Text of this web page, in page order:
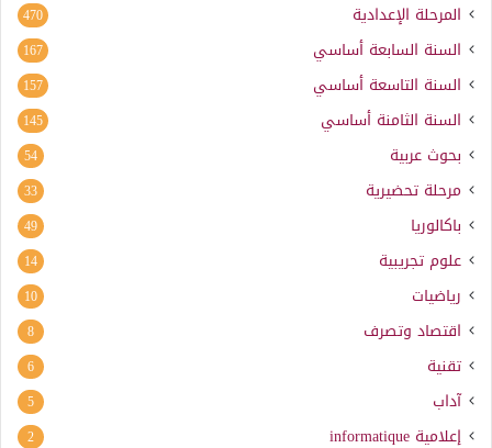
المرحلة الإعدادية 470
السنة السابعة أساسي 167
السنة التاسعة أساسي 157
السنة الثامنة أساسي 145
بحوث عربية 54
مرحلة تحضيرية 33
باكالوريا 49
علوم تجريبية 14
رياضيات 10
اقتصاد وتصرف 8
تقنية 6
آداب 5
إعلامية informatique
2